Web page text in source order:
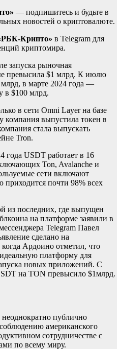
— подпишитесь и будьте в
новостей о криптовалюте.
Крипто» в Telegram для
криптомира.
запуска рыночная
превысила $1 млрд. К июлю
в марте 2024 года —
в $100 млрд.
в сети Omni Layer на базе
компания выпустила токен в
стала выпускать
Tron.
года USDT работает в 16
Ton, Avalanche и
сети включают
почти 98% всех
из последних, где выпущен
на платформе заявили в
Telegram Павел
сделано на
Ардоино отметил, что
платформу для
новых приложений. С
на TON превысило $1млрд.
публично
американского
сотрудничестве с
по всему миру.